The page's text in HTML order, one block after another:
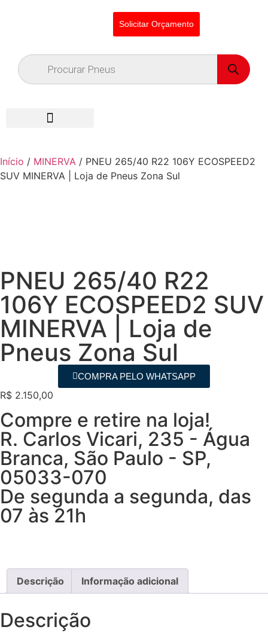
Solicitar Orçamento
Início / MINERVA / PNEU 265/40 R22 106Y ECOSPEED2
SUV MINERVA | Loja de Pneus Zona Sul
PNEU 265/40 R22
106Y ECOSPEED2 SUV
MINERVA | Loja de
Pneus Zona Sul
COMPRA PELO WHATSAPP
R$ 2.150,00
Compre e retire na loja!
R. Carlos Vicari, 235 - Água
Branca, São Paulo - SP,
05033-070
De segunda a segunda, das
07 às 21h
Descrição Informação adicional
Descrição